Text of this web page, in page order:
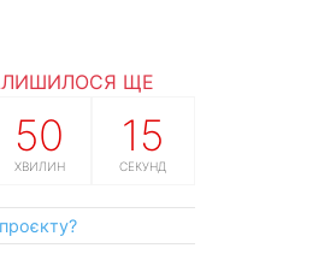
ЩЕ
50
ХВИЛИН
14
СЕКУНД